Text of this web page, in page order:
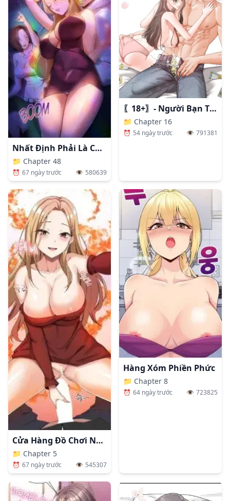
Nhất Định Phải Là Chị Ấy
📁 Chapter 48
⏰ 67 ngày trước 👁️ 580639
〖18+〗- Người Bạn Thanh Mai Trúc Mã Tính Theo Giá Thị Trường
📁 Chapter 16
⏰ 54 ngày trước 👁️ 791381
Cửa Hàng Đồ Chơi Người Lớn Ở Thế Giới Lạ
📁 Chapter 5
⏰ 67 ngày trước 👁️ 545307
Hàng Xóm Phiền Phức
📁 Chapter 8
⏰ 64 ngày trước 👁️ 723825